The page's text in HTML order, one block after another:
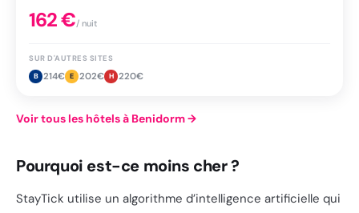
162€/ nuit
SUR D'AUTRES SITES
B 214€ E 202€ H 220€
Voir tous les hôtels à Benidorm→
Pourquoi est-ce moins cher ?
StayTick utilise un algorithme d’intelligence artificielle qui